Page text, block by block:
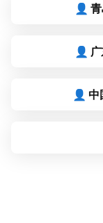
👤
👤
👤 中